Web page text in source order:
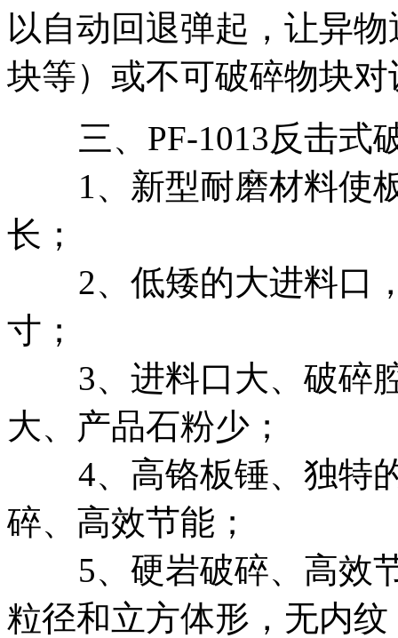
以自动回退弹起，让异
块等）或不可破碎物块
三、PF-1013反击式
1、新型耐磨材料使板
长；
2、低矮的大进料口，
寸；
3、进料口大、破碎腔
大、产品石粉少；
4、高铬板锤、独特的
碎、高效节能；
5、硬岩破碎、高效节
粒径和立方体形，无内纹